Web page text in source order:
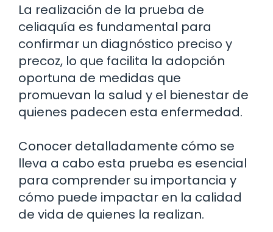
La realización de la prueba de
celiaquía es fundamental para
confirmar un diagnóstico preciso y
precoz, lo que facilita la adopción
oportuna de medidas que
promuevan la salud y el bienestar de
quienes padecen esta enfermedad.
Conocer detalladamente cómo se
lleva a cabo esta prueba es esencial
para comprender su importancia y
cómo puede impactar en la calidad
de vida de quienes la realizan.